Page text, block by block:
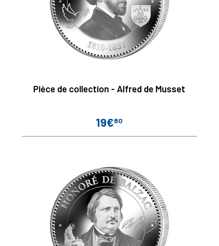
Pièce de collection - Alfred de Musset
Prix
19€80